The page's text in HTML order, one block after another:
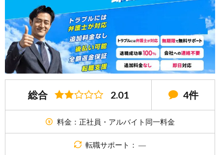
総合 2.01 4件
料金：正社員・アルバイト同一料金
転職サポート： ―